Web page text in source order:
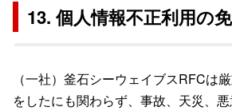
13. 個人情報不正利用の
（一社）釜石シーウェイブスRFCは
をしたにも関わらず、事故、天災、